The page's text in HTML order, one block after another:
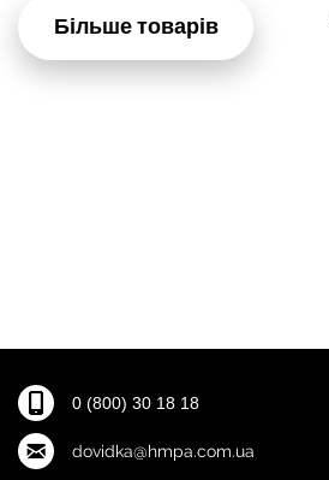
Більше товарів
0 (800) 30 18 18
dovidka@hmpa.com.ua